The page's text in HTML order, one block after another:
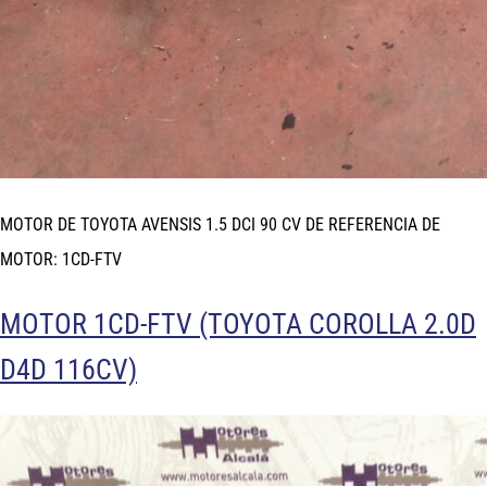
MOTOR DE TOYOTA AVENSIS 1.5 DCI 90 CV DE REFERENCIA DE
MOTOR: 1CD-FTV
MOTOR 1CD-FTV (TOYOTA COROLLA 2.0D
D4D 116CV)